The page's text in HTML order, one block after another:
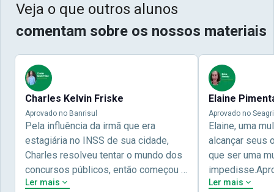
Veja o que outros alunos
comentam sobre os nossos materiais
Charles Kelvin Friske
Aprovado no Banrisul
Pela influência da irmã que era
estagiária no INSS de sua cidade,
Charles resolveu tentar o mundo dos
concursos públicos, então começou a
estudar com contéudo gratuito que a
Ler mais
Elaine
Aprovado no
Elaine, uma
alcançar seus
que ser uma
concursos
Ler mais